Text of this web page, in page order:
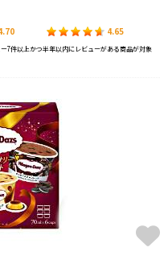
4.65
7件以上かつ半年以内にレビューがある商品が対象